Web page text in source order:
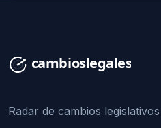
Radar de cambios